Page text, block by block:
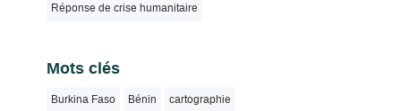
Réponse de crise humanitaire
Mots clés
Burkina Faso Bénin cartographie